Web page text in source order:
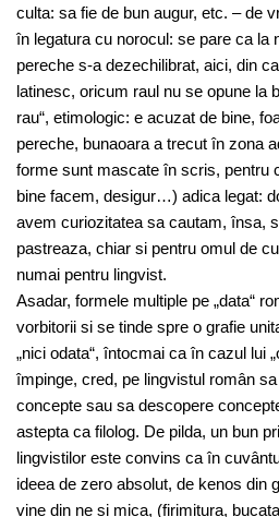
culta: sa fie de bun augur, etc. – de
în legatura cu norocul: se pare ca la
pereche s-a dezechilibrat, aici, din
latinesc, oricum raul nu se opune la
rau“, etimologic: e acuzat de bine,
pereche, bunaoara a trecut în zona
forme sunt mascate în scris, pentru
bine facem, desigur…) adica legat:
avem curiozitatea sa cautam, însa,
pastreaza, chiar si pentru omul de
numai pentru lingvist.
Asadar, formele multiple pe „data“
vorbitorii si se tinde spre o grafie
„nici odata“, întocmai ca în cazul lui
împinge, cred, pe lingvistul român
concepte sau sa descopere
astepta ca filolog. De pilda, un bun
lingvistilor este convins ca în
ideea de zero absolut, de kenos din
vine din ne si mica, (firimitura,